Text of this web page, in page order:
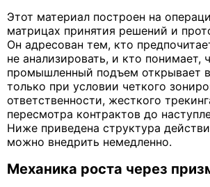
Этот материал построен на
матрицах принятия решений и
Он адресован тем, кто
не анализировать, и кто понимает,
промышленный подъем открывает
только при условии четкого
ответственности, жесткого
пересмотра контрактов до
Ниже приведена структура
можно внедрить немедленно.
Механика роста через